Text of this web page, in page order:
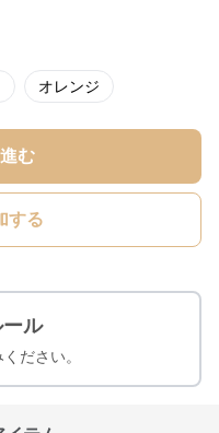
オレンジ
む
する
ル
ださい。